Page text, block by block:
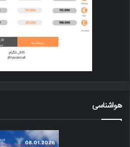
هواشناسی